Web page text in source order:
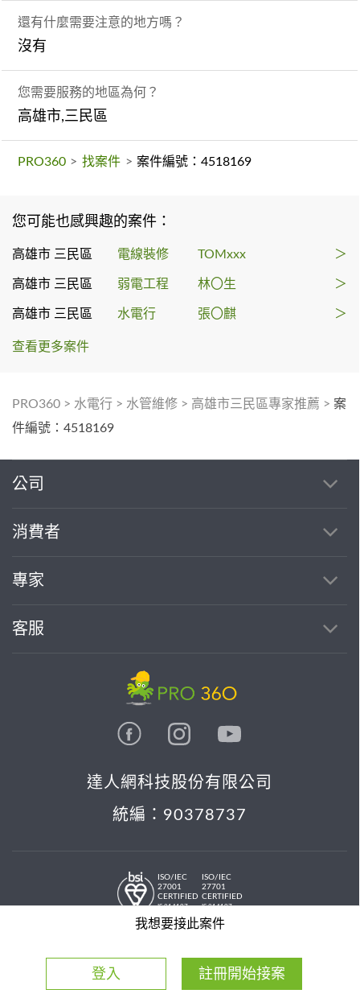
還有什麼需要注意的地方嗎？
沒有
您需要服務的地區為何？
高雄市,三民區
PRO360 > 找案件 > 案件編號：4518169
您可能也感興趣的案件：
高雄市 三民區 電線裝修 TOMxxx ＞
高雄市 三民區 弱電工程 林〇生 ＞
高雄市 三民區 水電行 張〇麒 ＞
查看更多案件
PRO360 > 水電行 > 水管維修 > 高雄市三民區專家推薦 > 案
件編號：4518169
我想要接此案件
登入 註冊開始接案
公司
消費者
專家
客服
達人網科技股份有限公司
統編：90378737
ISO/IEC
27001
CERTIFIED
IS 814197
ISO/IEC
27701
CERTIFIED
IS 814197
© 2026 PRO36O. All rights reserved.